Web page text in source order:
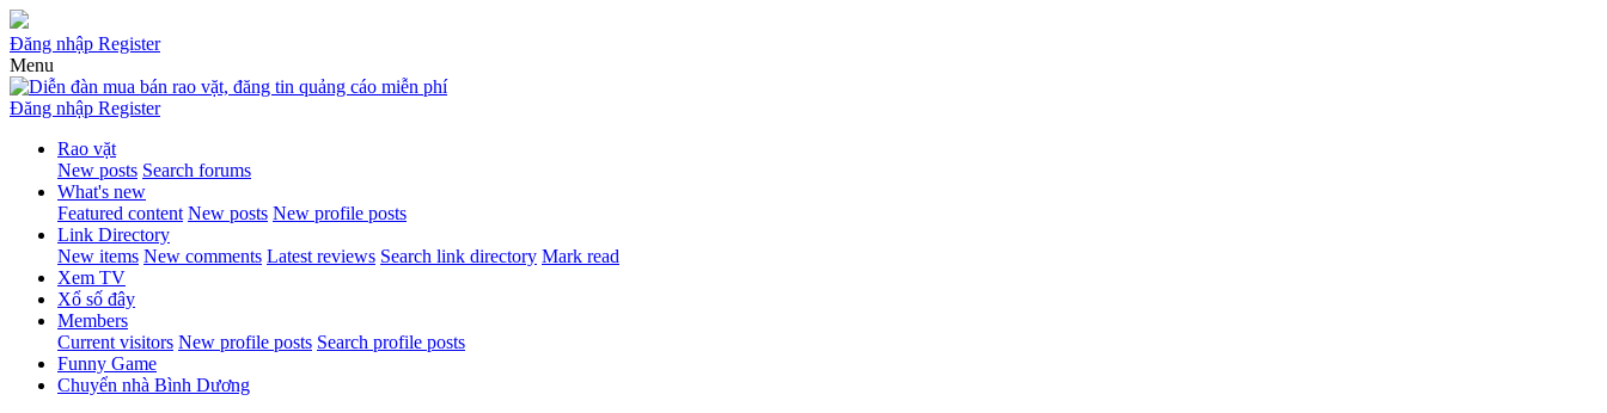
Đăng nhập Register
Menu
Đăng nhập Register
Rao vặt
New posts Search forums
What's new
Featured content New posts New profile posts
Link Directory
New items New comments Latest reviews Search link directory Mark read
Xem TV
Xổ số đây
Members
Current visitors New profile posts Search profile posts
Funny Game
Chuyển nhà Bình Dương